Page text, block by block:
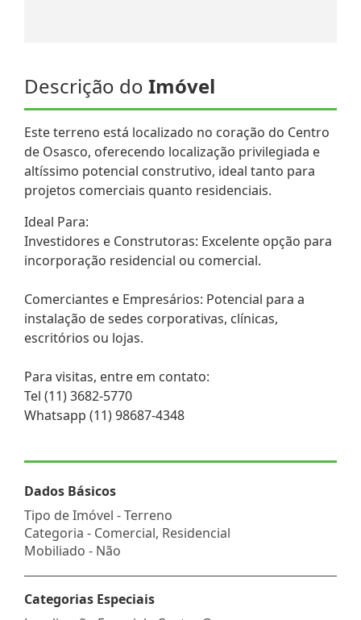
Descrição do Imóvel
Este terreno está localizado no coração do Centro
de Osasco, oferecendo localização privilegiada e
altíssimo potencial construtivo, ideal tanto para
projetos comerciais quanto residenciais.
Ideal Para:
Investidores e Construtoras: Excelente opção para
incorporação residencial ou comercial.
Comerciantes e Empresários: Potencial para a
instalação de sedes corporativas, clínicas,
escritórios ou lojas.
Para visitas, entre em contato:
Tel (11) 3682-5770
Whatsapp (11) 98687-4348
Dados Básicos
Tipo de Imóvel - Terreno
Categoria - Comercial, Residencial
Mobiliado - Não
Categorias Especiais